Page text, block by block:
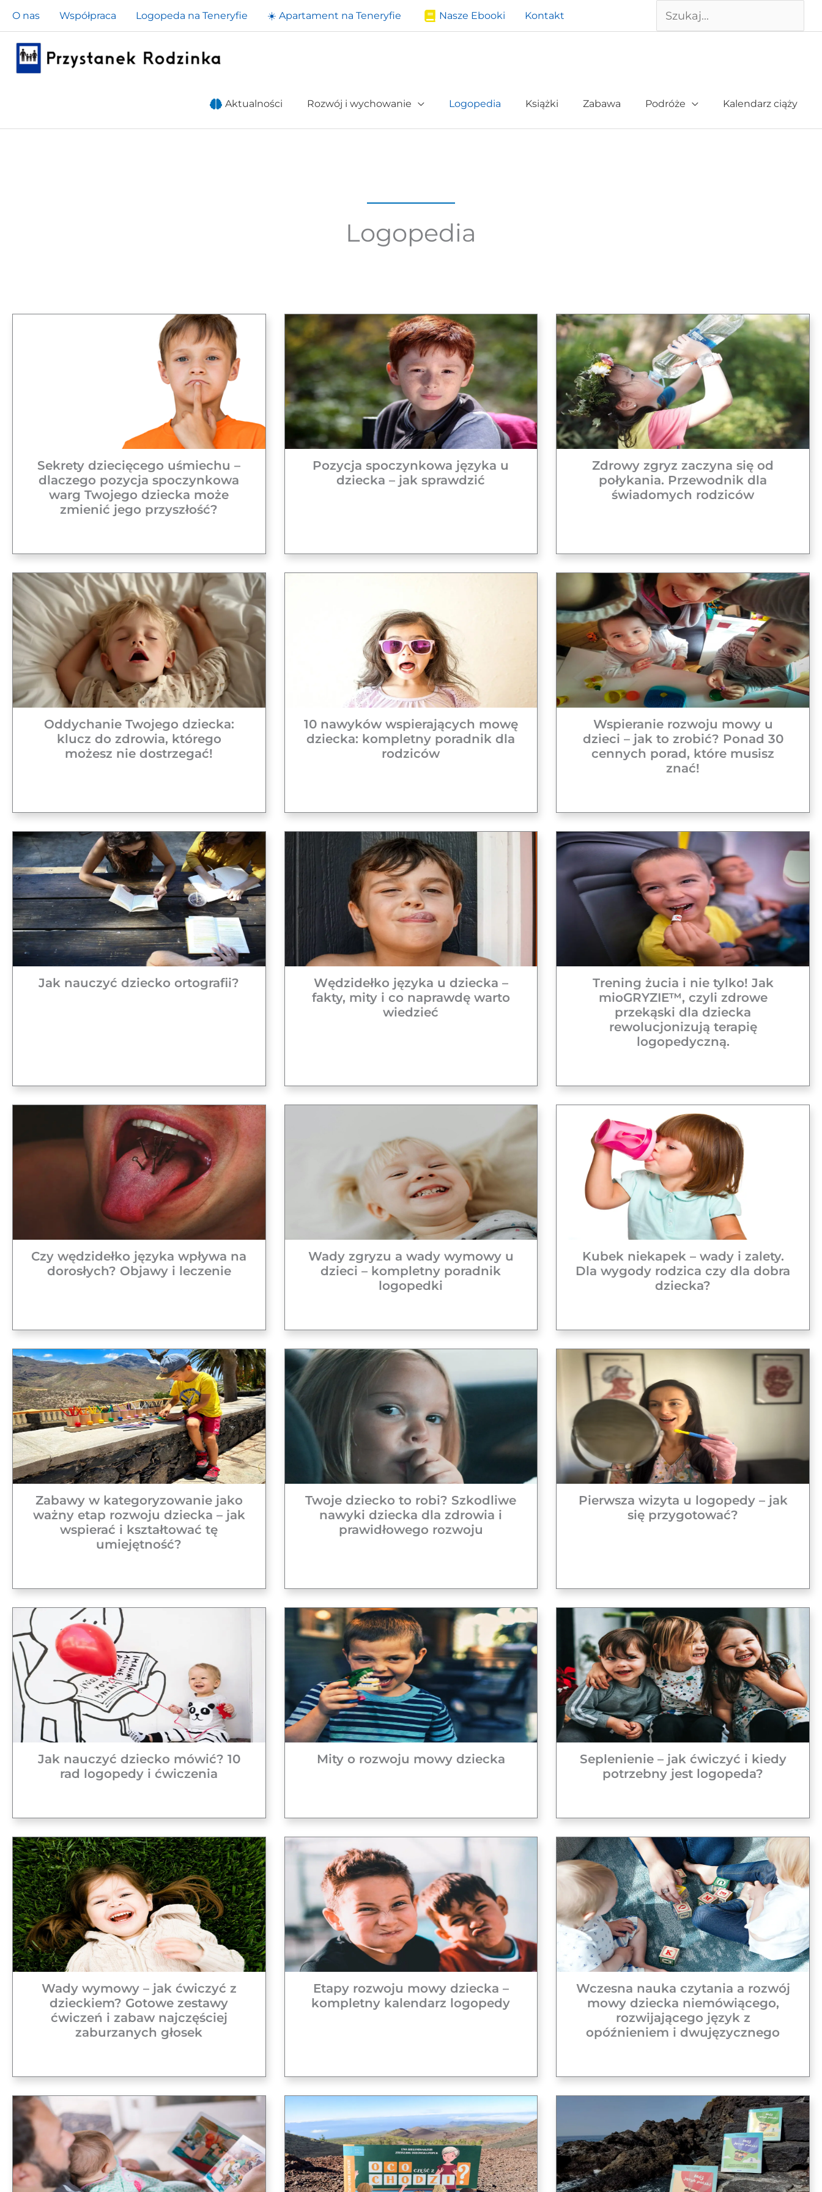
Przejdź
do
treści
O nas Współpraca Logopeda na Teneryfie ☀️ Apartament na Teneryfie Nasze Ebooki Kontakt Szukaj
Aktualności Rozwój i wychowanie Logopedia Książki Zabawa Podróże Kalendarz ciąży
Logopedia
Sekrety dziecięcego uśmiechu –
dlaczego pozycja spoczynkowa
warg Twojego dziecka może
zmienić jego przyszłość?
Pozycja spoczynkowa języka u
dziecka – jak sprawdzić
Zdrowy zgryz zaczyna się od
połykania. Przewodnik dla
świadomych rodziców
Oddychanie Twojego dziecka:
klucz do zdrowia, którego
możesz nie dostrzegać!
10 nawyków wspierających mowę
dziecka: kompletny poradnik dla
rodziców
Wspieranie rozwoju mowy u
dzieci – jak to zrobić? Ponad 30
cennych porad, które musisz
znać!
Jak nauczyć dziecko ortografii?
Wędzidełko języka u dziecka –
fakty, mity i co naprawdę warto
wiedzieć
Trening żucia i nie tylko! Jak
mioGRYZIE™, czyli zdrowe
przekąski dla dziecka
rewolucjonizują terapię
logopedyczną.
Czy wędzidełko języka wpływa na
dorosłych? Objawy i leczenie
Wady zgryzu a wady wymowy u
dzieci – kompletny poradnik
logopedki
Kubek niekapek – wady i zalety.
Dla wygody rodzica czy dla dobra
dziecka?
Zabawy w kategoryzowanie jako
ważny etap rozwoju dziecka – jak
wspierać i kształtować tę
umiejętność?
Twoje dziecko to robi? Szkodliwe
nawyki dziecka dla zdrowia i
prawidłowego rozwoju
Pierwsza wizyta u logopedy – jak
się przygotować?
Jak nauczyć dziecko mówić? 10
rad logopedy i ćwiczenia
Mity o rozwoju mowy dziecka
Seplenienie – jak ćwiczyć i kiedy
potrzebny jest logopeda?
Wady wymowy – jak ćwiczyć z
dzieckiem? Gotowe zestawy
ćwiczeń i zabaw najczęściej
zaburzanych głosek
Etapy rozwoju mowy dziecka –
kompletny kalendarz logopedy
Wczesna nauka czytania a rozwój
mowy dziecka niemówiącego,
rozwijającego język z
opóźnieniem i dwujęzycznego